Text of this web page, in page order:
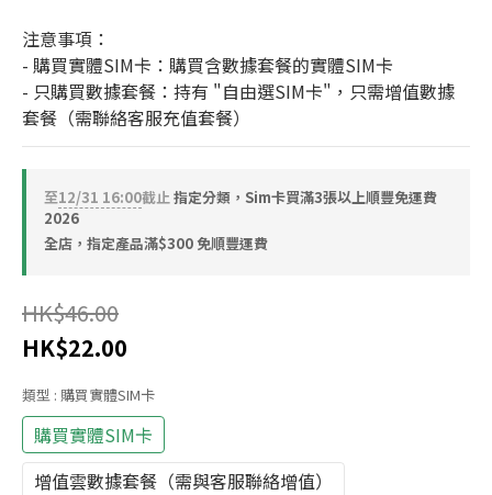
注意事項：
- 購買實體SIM卡：購買含數據套餐的實體SIM卡
- 只購買數據套餐：持有 "自由選SIM卡"，只需增值數據
套餐（需聯絡客服充值套餐）
至12/31 16:00截止指定分類，Sim卡買滿3張以上順豐免運費
2026
全店，指定產品滿$300 免順豐運費
HK$46.00
HK$22.00
類型 : 購買實體SIM卡
購買實體SIM卡
增值雲數據套餐（需與客服聯絡增值）